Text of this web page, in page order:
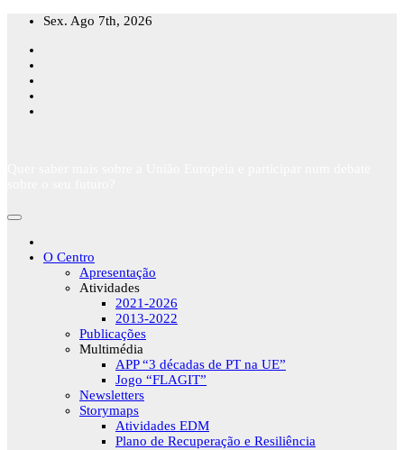
Skip
content
Sex. Ago 7th, 2026
O Centro
Apresentação
Atividades
2021-2026
2013-2022
Publicações
Multimédia
APP “3 décadas de PT na UE”
Jogo “FLAGIT”
Newsletters
Storymaps
Atividades EDM
Plano de Recuperação e Resiliência